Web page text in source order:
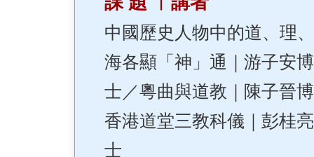
中國歷史人物中的道、理
海各顯「神」通｜游子安
士／粵曲與道教｜陳子晉
香港道堂三教科儀｜彭桂
士